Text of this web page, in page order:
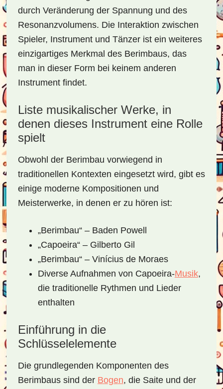
durch Veränderung der Spannung und des
Resonanzvolumens. Die Interaktion zwischen
Spieler, Instrument und Tänzer ist ein weiteres
einzigartiges Merkmal des Berimbaus, das
man in dieser Form bei keinem anderen
Instrument findet.
Liste musikalischer Werke, in
denen dieses Instrument eine Rolle
spielt
Obwohl der Berimbau vorwiegend in
traditionellen Kontexten eingesetzt wird, gibt es
einige moderne Kompositionen und
Meisterwerke, in denen er zu hören ist:
„Berimbau“ – Baden Powell
„Capoeira“ – Gilberto Gil
„Berimbau“ – Vinícius de Moraes
Diverse Aufnahmen von Capoeira-Musik,
die traditionelle Rythmen und Lieder
enthalten
Einführung in die
Schlüsselelemente
Die grundlegenden Komponenten des
Berimbaus sind der Bogen, die Saite und der